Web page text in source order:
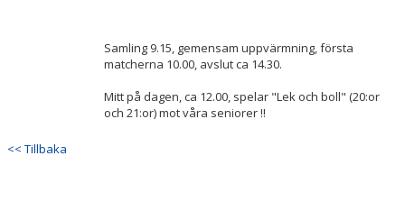
Samling 9.15, gemensam uppvärmning, första
matcherna 10.00, avslut ca 14.30.
Mitt på dagen, ca 12.00, spelar "Lek och boll" (20:or
och 21:or) mot våra seniorer !!
<< Tillbaka